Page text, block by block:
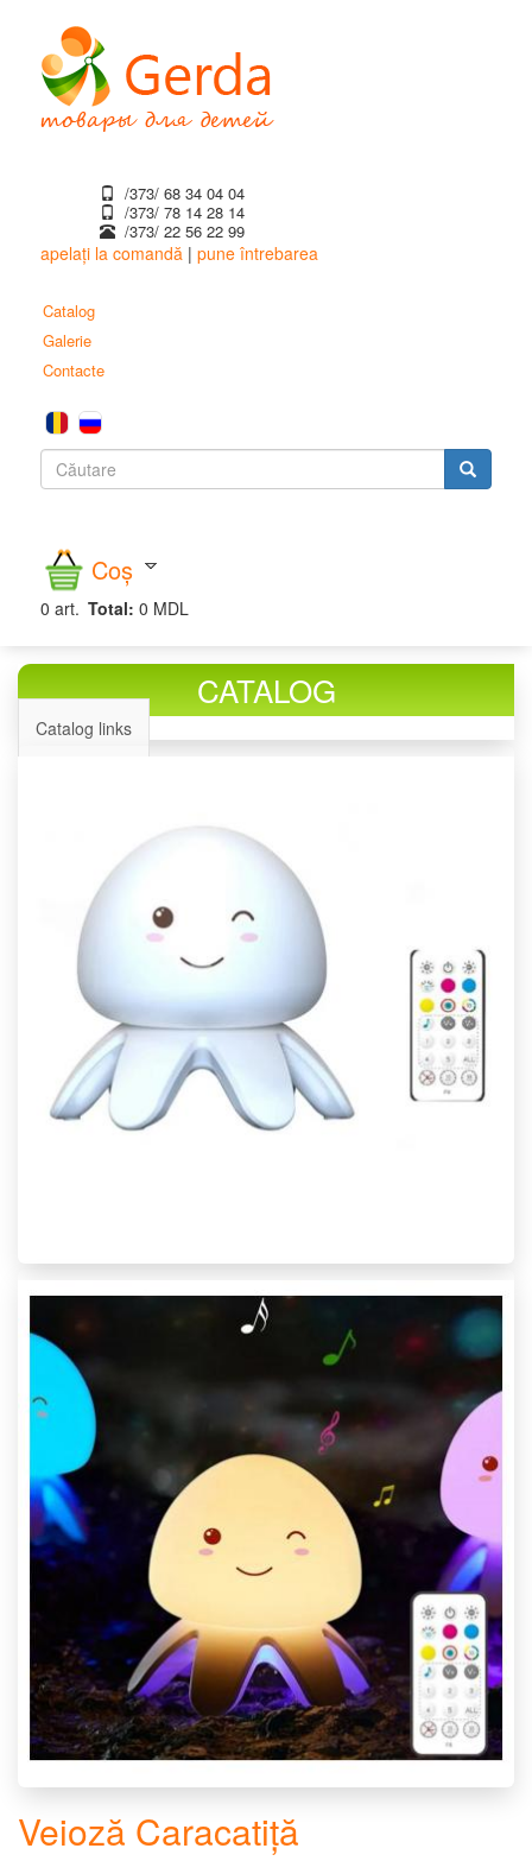
conţinutul
principal
/373/ 68 34 04 04
/373/ ‎78 14 28 14
/373/ 22 56 22 99
apelați la comandă | pune întrebarea
Catalog
Galerie
Contacte
Formular
căutare
Coș
0 art. Total: 0 MDL
CATALOG
Catalog links
Veioză Caracatiță